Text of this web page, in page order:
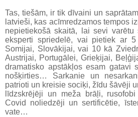
Tas, tiešām, ir tik dīvaini un
latvieši, kas acīmredzamos tempos
nepietiekošā skaitā, lai sevi varētu
eksperti spriedelē, vai pietiek ar
Somijai, Slovākijai, vai 10 kā
Austrijai, Portugālei, Grieķijai,
dramatisko apstākļos esam gatavi
nošķirties… Sarkanie un
patrioti un kreisie sociķi, žīdu šāvēji
līdzskrējēji un meža brāļi,
Covid noliedzēji un sertificētie,
vate…